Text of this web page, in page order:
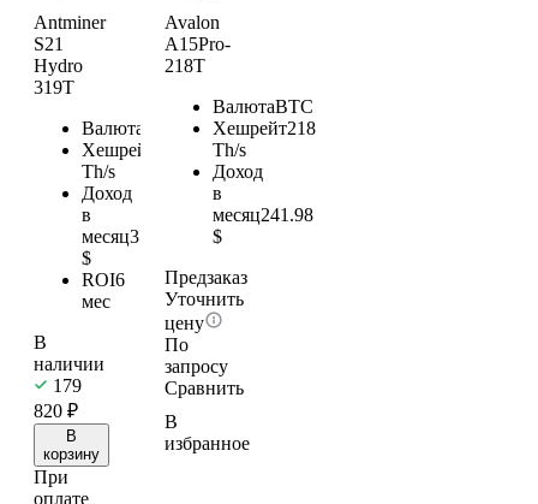
Antminer
S21
Hydro
319T
Валюта
Хешрейт
Th/s
Доход
в
месяц354.09
$
ROI6
мес
В
наличии
179
820 ₽
В
корзину
При
оплате
Avalon
A15Pro-
218T
ВалютаBTC
Хешрейт218
Th/s
Доход
в
месяц241.98
$
Предзаказ
Уточнить
цену
По
запросу
Сравнить
В
избранное